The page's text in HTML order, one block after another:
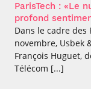
ParisTech : «Le
profond
Dans le cadre
novembre, Usbek
François Huguet,
Télécom [...]